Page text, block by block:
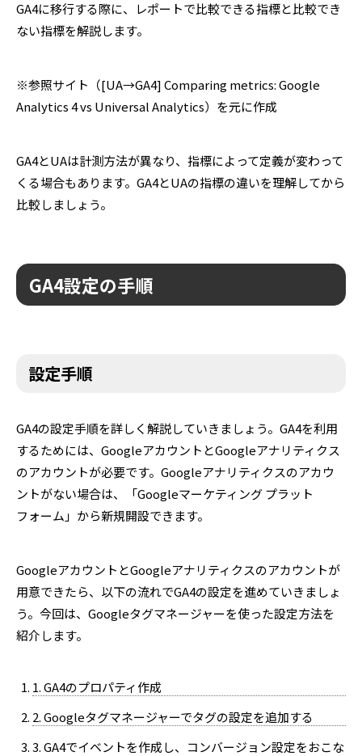
GA4に移行する際に、レポートで比較できる指標と比較でき
ない指標を解説します。
※参照サイト（[UA→GA4] Comparing metrics: Google
Analytics 4 vs Universal Analytics）を元に作成
GA4とUAは計測方法が異なり、指標によって定義が変わって
くる場合もあります。GA4とUAの指標の違いを理解してから
比較しましょう。
GA4設定の手順
設定手順
GA4の設定手順を詳しく解説していきましょう。GA4を利用
するためには、GoogleアカウントとGoogleアナリティクス
のアカウントが必要です。Googleアナリティクスのアカウ
ントがない場合は、「Googleマーケティング プラット
フォーム」から新規開設できます。
GoogleアカウントとGoogleアナリティクスのアカウントが
用意できたら、以下の流れでGA4の設定を進めていきましょ
う。今回は、Googleタグマネージャーを使った設定方法を
紹介します。
1. GA4のプロパティ作成
2. Googleタグマネージャーでタグの設定を追加する
3. GA4でイベントを作成し、コンバージョン設定をおこな